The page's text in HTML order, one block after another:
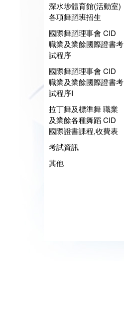
深水埗體育館(活動室)
各項舞蹈班招生
國際舞蹈理事會 CID
職業及業餘國際證書考
試程序
國際舞蹈理事會 CID
職業及業餘國際證書考
試程序I
拉丁舞及標準舞 職業
及業餘各種舞蹈 CID
國際證書課程,收費表
考試資訊
其他